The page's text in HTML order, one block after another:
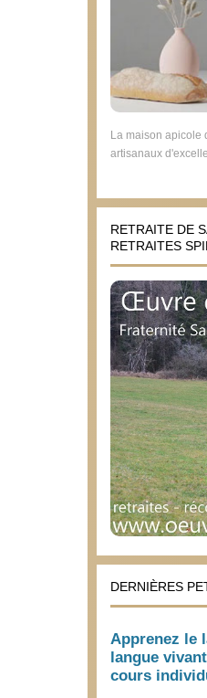
La maison apicole
artisanaux
RETRAITE DE
RETRAITES
DERNIÈRES
Apprenez le
langue
cours